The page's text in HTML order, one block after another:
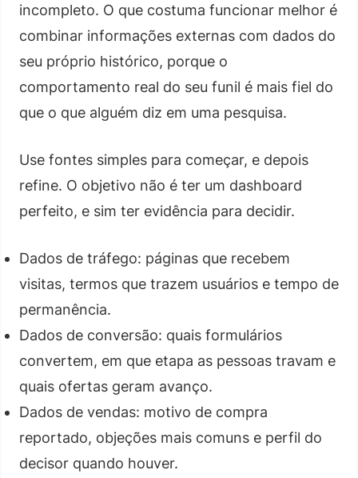
incompleto. O que costuma funcionar melhor é
combinar informações externas com dados do
seu próprio histórico, porque o
comportamento real do seu funil é mais fiel do
que o que alguém diz em uma pesquisa.
Use fontes simples para começar, e depois
refine. O objetivo não é ter um dashboard
perfeito, e sim ter evidência para decidir.
Dados de tráfego: páginas que recebem
visitas, termos que trazem usuários e tempo de
permanência.
Dados de conversão: quais formulários
convertem, em que etapa as pessoas travam e
quais ofertas geram avanço.
Dados de vendas: motivo de compra
reportado, objeções mais comuns e perfil do
decisor quando houver.